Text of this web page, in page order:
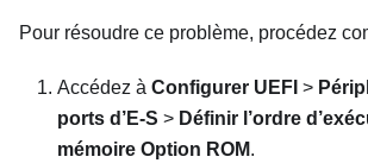
Pour résoudre ce problème, procédez
Accédez à Configurer UEFI >
ports d’E-S > Définir l’ordre
mémoire Option ROM.